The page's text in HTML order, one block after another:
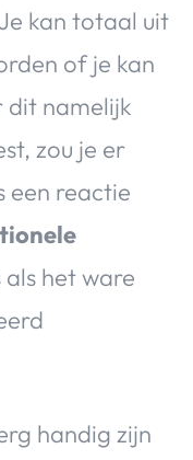
kan totaal uit
of je kan
dit namelijk
zou je er
een reactie
als het ware
handig zijn